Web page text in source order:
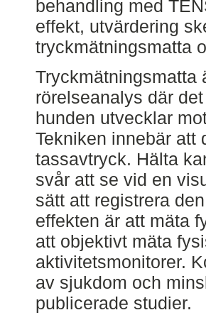
behandling med
effekt, utvärdering
tryckmätningsmatta
Tryckmätningsmatta
rörelseanalys där
hunden utvecklar
Tekniken innebär att
tassavtryck. Hälta
svår att se vid en
sätt att registrera
effekten är att mäta
att objektivt mäta
aktivitetsmonitorer.
av sjukdom och
publicerade studier.